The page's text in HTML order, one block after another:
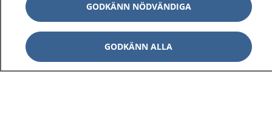
Om 1177 Visa
Kontakt Visa
GODKÄNN NÖDVÄNDIGA
GODKÄNN ALLA